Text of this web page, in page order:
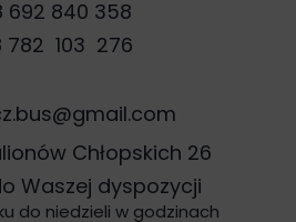
Chłopskich 26
782 103 276
692 840 358
Waszej dyspozycji
do niedzieli w godzinach